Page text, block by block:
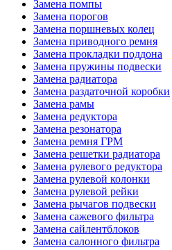
Замена помпы
Замена порогов
Замена поршневых колец
Замена приводного ремня
Замена прокладки поддона
Замена пружины подвески
Замена радиатора
Замена раздаточной коробки
Замена рамы
Замена редуктора
Замена резонатора
Замена ремня ГРМ
Замена решетки радиатора
Замена рулевого редуктора
Замена рулевой колонки
Замена рулевой рейки
Замена рычагов подвески
Замена сажевого фильтра
Замена сайлентблоков
Замена салонного фильтра